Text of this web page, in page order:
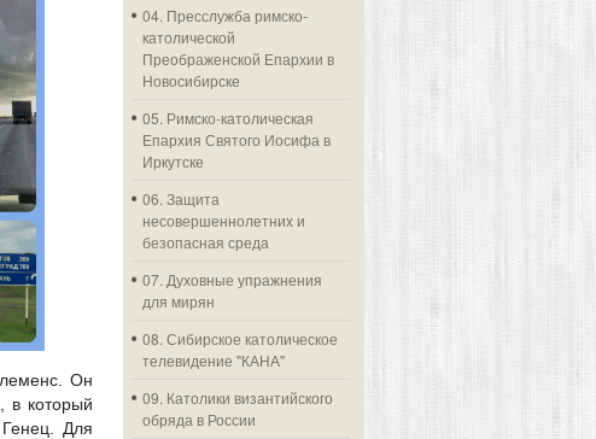
Он
в который
Для
04. Пресслужба римско-
католической
Преображенской Епархии в
Новосибирске
05. Римско-католическая
Епархия Святого Иосифа в
Иркутске
06. Защита
несовершеннолетних и
безопасная среда
07. Духовные упражнения
для мирян
08. Сибирское католическое
телевидение "КАНА"
09. Католики византийского
обряда в России